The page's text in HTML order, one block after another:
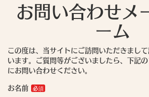
お問い合わせメ
ーム
この度は、当サイトにご訪問いただきまし
います。ご質問等がございましたら、下記
にお問い合わせください。
お名前